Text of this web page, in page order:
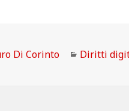
Di Corinto Categorie
Diritti